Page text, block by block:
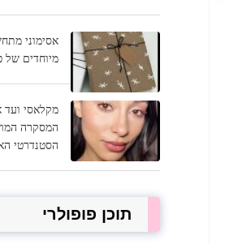
אסימוני
מיוחדים
מקלאסי ועד
המסקרה
הסטנדרטי
תוכן פופולרי